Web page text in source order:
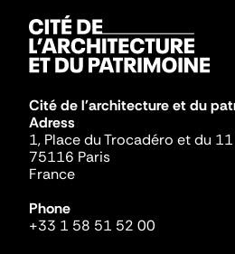
Cité de l'architecture et du
Adress
1, Place du Trocadéro et du
75116 Paris
France
Phone
+33 1 58 51 52 00